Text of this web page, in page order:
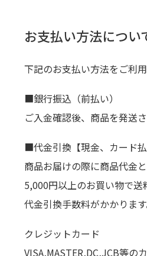
お支払い方法につい
下記のお支払い方法をご利用
■銀行振込（前払い）
ご入金確認後、商品を発送
■代金引換【現金、カード払
商品お届けの際に商品代金
5,000円以上のお買い物で送
代金引換手数料がかかります
クレジットカード
VISA,MASTER,DC,JCB等の